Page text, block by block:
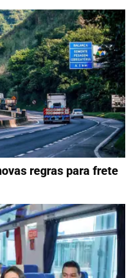
regras para frete